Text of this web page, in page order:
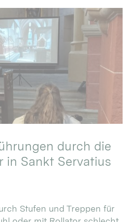
durch die
in Sankt Servatius
Stufen und Treppen für